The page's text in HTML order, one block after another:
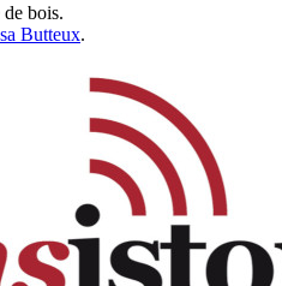
bois.
Butteux.